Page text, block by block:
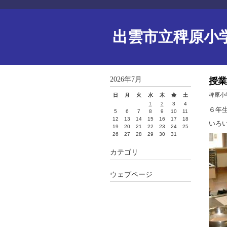
出雲市立稗原小
授
稗原小
６年
いろ
2026年7月
日 月 火 水 木 金
土
1
2 3
4
5
6 7 8 9 10
11
12
13 14 15 16 17
18
19
20 21 22 23 24
25
26
27 28 29 30 31
カテゴリ
ウェブページ